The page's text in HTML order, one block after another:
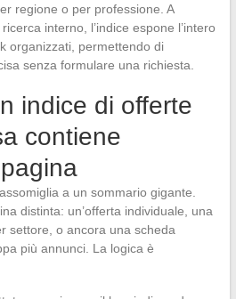
regione o per professione. A
interno, l’indice espone l’intero
organizzati, permettendo di
senza formulare una richiesta.
indice di offerte
contiene
a un sommario gigante.
distinta: un’offerta individuale, una
settore, o ancora una scheda
più annunci. La logica è